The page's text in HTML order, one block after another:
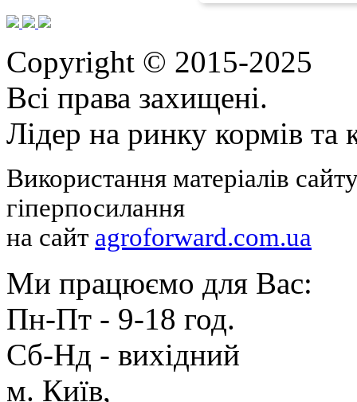
Copyright © 2015-2025
Всі права захищені.
Лідер на ринку кормів та
Використання матеріалів
гіперпосилання
на сайт agroforward.com.ua
Ми працюємо для Вас:
Пн-Пт - 9-18 год.
Cб-Нд - вихідний
м. Київ,